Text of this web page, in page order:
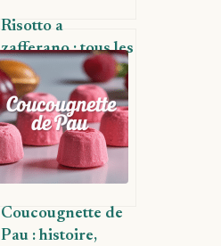
Risotto a
zafferano : tous les
secrets de ce plat
iconique italien
Coucougnette de
Pau : histoire,